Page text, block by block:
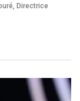
Directrice